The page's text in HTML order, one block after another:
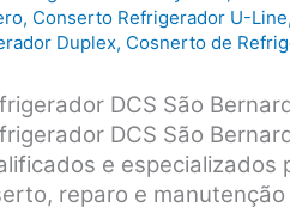
, Conserto Refrigerador U-Line,
Duplex, Cosnerto de
DCS São
DCS São
e especializados
reparo e